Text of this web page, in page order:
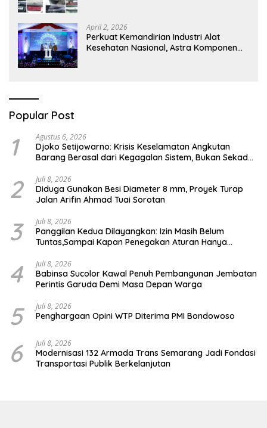
April 2, 2026
Perkuat Kemandirian Industri Alat
Kesehatan Nasional, Astra Komponen
Popular Post
1 Agustus 6, 2026
Djoko Setijowarno: Krisis Keselamatan Angkutan
Barang Berasal dari Kegagalan Sistem, Bukan Sekadar
2 Juli 8, 2026
Diduga Gunakan Besi Diameter 8 mm, Proyek Turap
Jalan Arifin Ahmad Tuai Sorotan
3 Juli 8, 2026
Panggilan Kedua Dilayangkan: Izin Masih Belum
Tuntas,Sampai Kapan Penegakan Aturan Hanya
4 Juli 8, 2026
Babinsa Sucolor Kawal Penuh Pembangunan Jembatan
Perintis Garuda Demi Masa Depan Warga
5 Juli 8, 2026
Penghargaan Opini WTP Diterima PMI Bondowoso
6 Juli 8, 2026
Modernisasi 132 Armada Trans Semarang Jadi Fondasi
Transportasi Publik Berkelanjutan